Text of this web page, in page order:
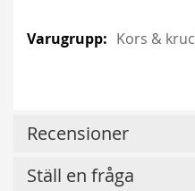
Kors &
Recensioner
Ställ en fråga